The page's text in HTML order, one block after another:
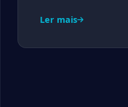
Ler mais